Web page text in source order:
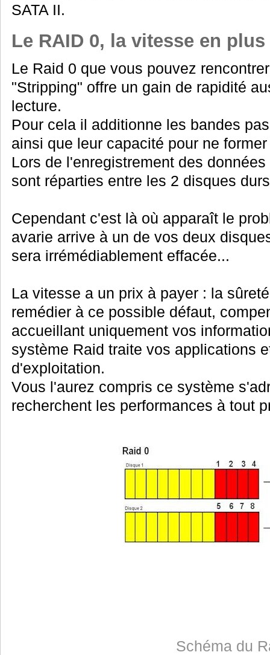
SATA II.
Le RAID 0, la vitesse en plus
Le Raid 0 que vous pouvez
"Stripping" offre un gain de rapidité
lecture.
Pour cela il additionne les bandes
ainsi que leur capacité pour ne
Lors de l'enregistrement des
sont réparties entre les 2 disques
Cependant c'est là où apparaît le
avarie arrive à un de vos deux
sera irrémédiablement effacée...
La vitesse a un prix à payer : la
remédier à ce possible défaut,
accueillant uniquement vos
système Raid traite vos applications
d'exploitation.
Vous l'aurez compris ce système
recherchent les performances à tout
Schéma du